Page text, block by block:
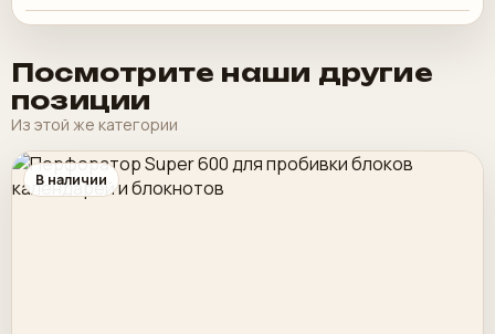
Посмотрите наши другие
позиции
Из этой же категории
В наличии